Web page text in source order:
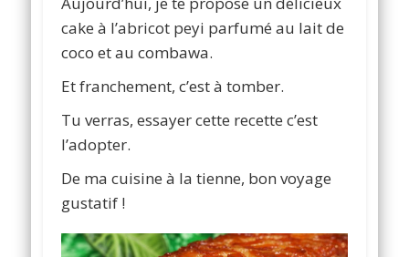
cake à l’abricot peyi parfumé au lait de
coco et au combawa.
Et franchement, c’est à tomber.
Tu verras, essayer cette recette c’est
l’adopter.
De ma cuisine à la tienne, bon voyage
gustatif !